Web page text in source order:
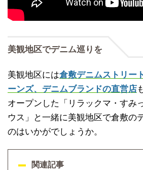
美観地区でデニム巡りを
美観地区には倉敷デニムストリー
ーンズ、デニムブランドの直営店
オープンした「リラックマ・すみ
ウス」と一緒に美観地区で倉敷の
のはいかがでしょうか。
関連記事